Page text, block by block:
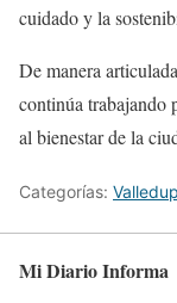
cuidado y la
De manera
continúa trabajando
al bienestar de la
Categorías:
Mi Diario Informa